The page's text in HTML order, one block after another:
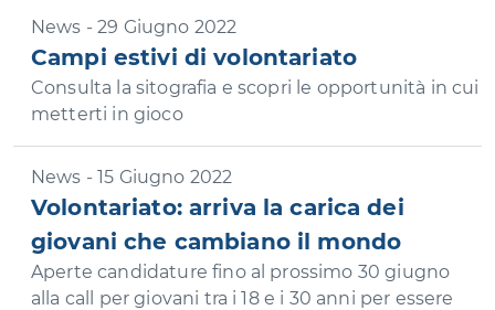
News - 29 Giugno 2022
Campi estivi di volontariato
Consulta la sitografia e scopri le opportunità in cui
metterti in gioco
News - 15 Giugno 2022
Volontariato: arriva la carica dei
giovani che cambiano il mondo
Aperte candidature fino al prossimo 30 giugno
alla call per giovani tra i 18 e i 30 anni per essere